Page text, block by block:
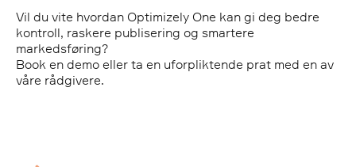
Vil du vite hvordan Optimizely One kan gi deg bedre
kontroll, raskere publisering og smartere
markedsføring?
Book en demo eller ta en uforpliktende prat med en av
våre rådgivere.